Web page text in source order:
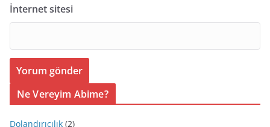
İnternet sitesi
Ne Vereyim Abime?
Dolandırıcılık (2)